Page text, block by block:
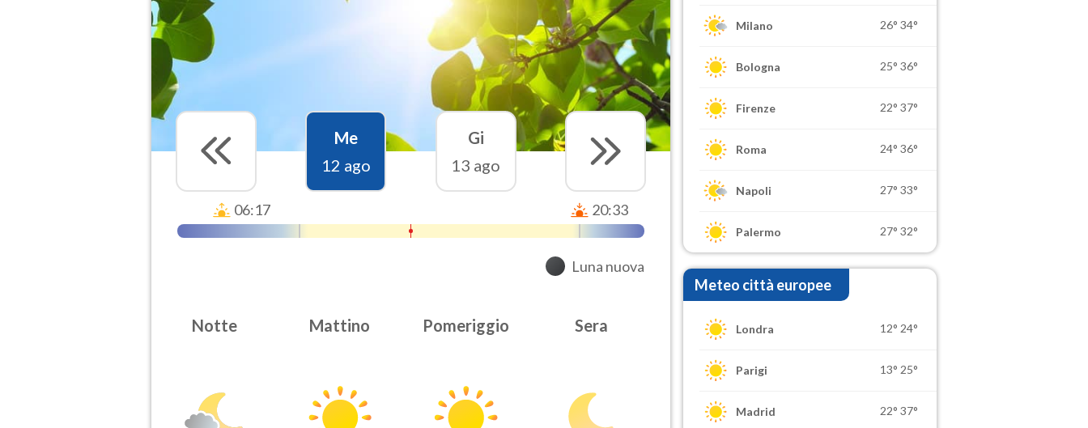
Me
12 ago
Gi
13 ago
06:17 20:33
Luna nuova
Notte Mattino Pomeriggio Sera
Milano 26° 34°
Bologna 25° 36°
Firenze 22° 37°
Roma 24° 36°
Napoli 27° 33°
Palermo 27° 32°
Meteo città europee
Londra 12° 24°
Parigi 13° 25°
Madrid 22° 37°